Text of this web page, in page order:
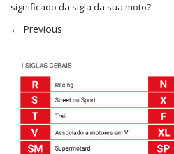
significado da sigla da sua moto?
← Previous